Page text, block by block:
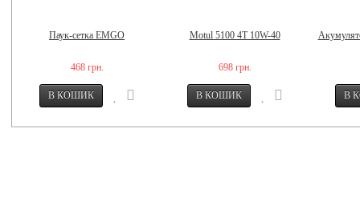
Паук-сетка EMGO
468 грн.
Motul 5100 4T 10W-40
698 грн.